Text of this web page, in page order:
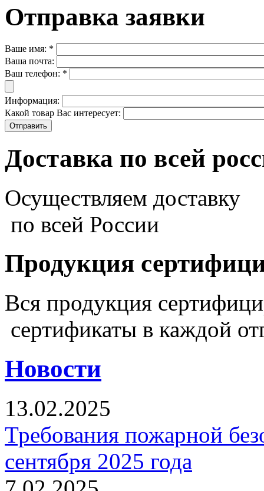
Отправка заявки
Ваше имя: *
Ваша почта:
Ваш телефон: *
Информация:
Какой товар Вас интересует:
Доставка по всей
Осуществляем доставку
по всей России
Продукция
Вся продукция
сертификаты в каждой
Новости
13.02.2025
Требования пожарной
сентября 2025 года